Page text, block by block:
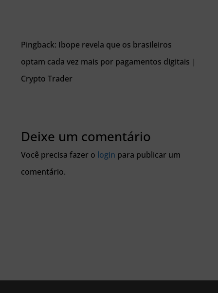
Pingback: Ibope revela que os brasileiros
optam cada vez mais por pagamentos digitais |
Crypto Trader
Deixe um comentário
Você precisa fazer o login para publicar um
comentário.